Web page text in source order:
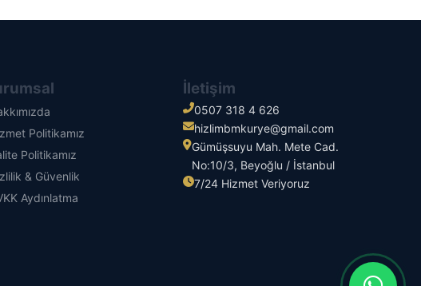
Politikamız
Politikamız
& Güvenlik
Aydınlatma
İletişim
0507 318 4 626
hizlimbmkurye@gmail.com
Gümüşsuyu Mah. Mete Cad.
No:10/3, Beyoğlu / İstanbul
7/24 Hizmet Veriyoruz